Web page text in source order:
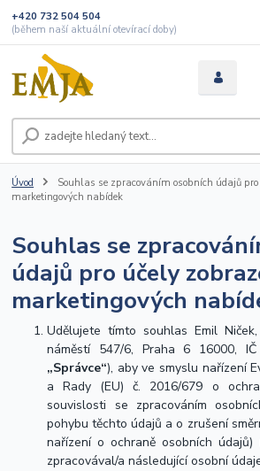
+420 732 504 504
(během naší aktuální otevírací doby)
Úvod
Souhlas se zpracováním osobních údajů
marketingových nabídek
Souhlas se
údajů pro účely
marketingových
Udělujete tímto souhlas Emil
náměstí 547/6, Praha 6 16000,
„Správce“), aby ve smyslu nařízení
a Rady (EU) č. 2016/679 o
souvislosti se zpracováním
pohybu těchto údajů a o zrušení
nařízení o ochraně osobních údajů)
zpracovával/a následující osobní